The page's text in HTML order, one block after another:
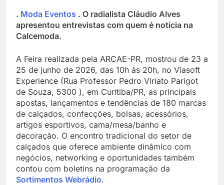
. Moda Eventos . O radialista Cláudio Alves
apresentou entrevistas com quem é notícia na
Calcemoda.
A Feira realizada pela ARCAE-PR, mostrou de 23 a
25 de junho de 2026, das 10h às 20h, no Viasoft
Experience (Rua Professor Pedro Viriato Parigot
de Souza, 5300 ), em Curitiba/PR, as principais
apostas, lançamentos e tendências de 180 marcas
de calçados, confecções, bolsas, acessórios,
artigos esportivos, cama/mesa/banho e
decoração. O encontro tradicional do setor de
calçados que oferece ambiente dinâmico com
negócios, networking e oportunidades também
contou com boletins na programação da
Sortimentos Webrádio.